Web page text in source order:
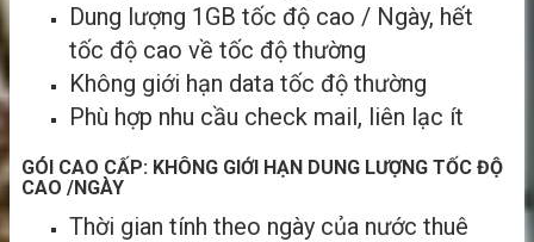
Dung lượng 1GB tốc độ cao / Ngày, hết
tốc độ cao về tốc độ thường
Không giới hạn data tốc độ thường
Phù hợp nhu cầu check mail, liên lạc ít
GÓI CAO CẤP: KHÔNG GIỚI HẠN DUNG LƯỢNG TỐC ĐỘ
CAO /NGÀY
Thời gian tính theo ngày của nước thuê